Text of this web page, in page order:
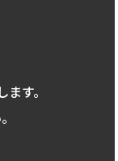
す。